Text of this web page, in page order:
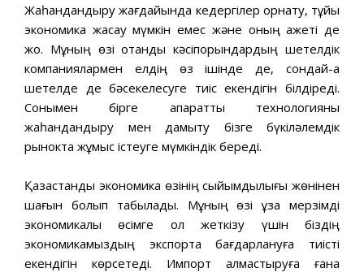
Жаһандандыру жағдайында кедергілер орнату, тұйық
экономика жасау мүмкiн емес жəне оның қажетi де
жоқ. Мұның өзi отандық кəсiпорындардың шетелдiк
компаниялармен елдің өз iшiнде де, сондай-ақ
шетелде де бəсекелесуге тиiс екендiгiн білдiредi.
Сонымен бiрге ақпараттық технологияны
жаһандандыру мен дамыту бiзге бүкiлəлемдiк
рынокта жұмыс iстеуге мүмкiндiк бередi.
Қазақстандық экономика өзiнiң сыйымдылығы жөнiнен
шағын болып табылады. Мұның өзi ұзақ мерзiмдi
экономикалық өсiмге қол жеткiзу үшiн бiздiң
экономикамыздың экспортқа бағдарлануға тиiстi
екендiгiн көрсетедi. Импорт алмастыруға ғана